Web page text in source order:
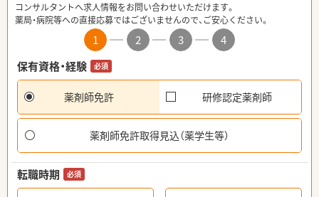
コンサルタントへ求人情報をお問い合わせいただけます。
薬局・病院等への直接応募ではございませんので、ご安心ください。
1 2 3
4
保有資格・経験
必須
薬剤師免許 研修認定薬剤師
薬剤師免許取得見込（薬学生等）
転職時期 必須